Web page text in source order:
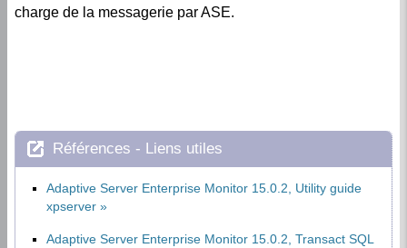
charge de la messagerie par ASE.
Références - Liens utiles
Adaptive Server Enterprise Monitor 15.0.2, Utility guide
xpserver
Adaptive Server Enterprise Monitor 15.0.2, Transact SQL